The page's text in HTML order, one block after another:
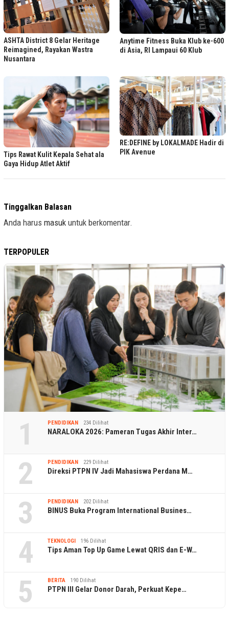
ASHTA District 8 Gelar Heritage
Reimagined, Rayakan Wastra
Nusantara
Anytime Fitness Buka Klub ke-600
di Asia, RI Lampaui 60 Klub
Tips Rawat Kulit Kepala Sehat ala
Gaya Hidup Atlet Aktif
RE:DEFINE by LOKALMADE Hadir di
PIK Avenue
Tinggalkan Balasan
Anda harus masuk untuk berkomentar.
TERPOPULER
1 PENDIDIKAN 234 Dilihat
NARALOKA 2026: Pameran Tugas Akhir Inter…
2 PENDIDIKAN 229 Dilihat
Direksi PTPN IV Jadi Mahasiswa Perdana M…
3 PENDIDIKAN 202 Dilihat
BINUS Buka Program International Busines…
4 TEKNOLOGI 196 Dilihat
Tips Aman Top Up Game Lewat QRIS dan E-W…
5 BERITA 190 Dilihat
PTPN III Gelar Donor Darah, Perkuat Kepe…